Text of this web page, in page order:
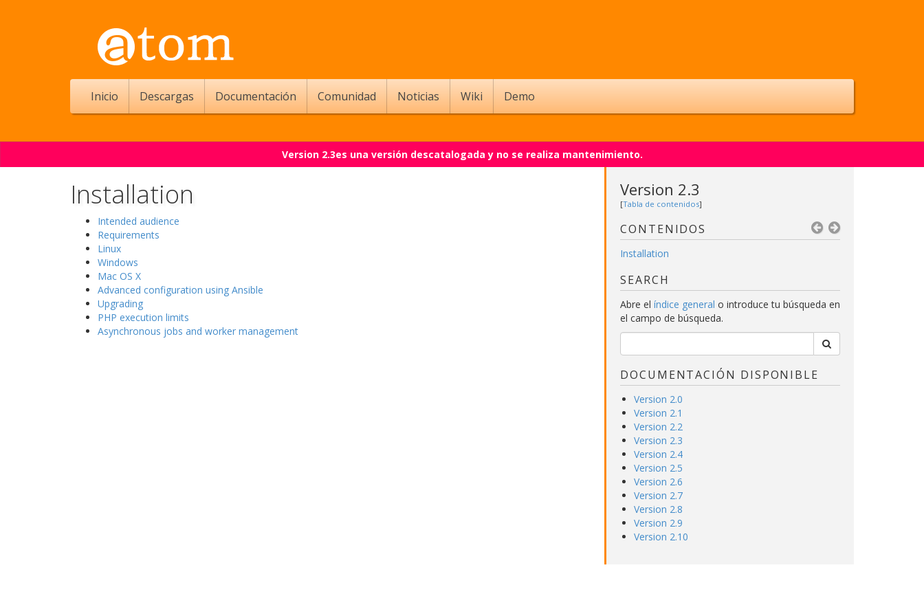
Inicio Descargas Documentación Comunidad Noticias Wiki Demo
Version 2.3es una versión descatalogada y no se realiza mantenimiento.
Installation
Intended audience
Requirements
Linux
Windows
Mac OS X
Advanced configuration using Ansible
Upgrading
PHP execution limits
Asynchronous jobs and worker management
Version 2.3
[Tabla de contenidos]
CONTENIDOS
Installation
SEARCH
Abre el índice general o introduce tu búsqueda en
el campo de búsqueda.
DOCUMENTACIÓN DISPONIBLE
Version 2.0
Version 2.1
Version 2.2
Version 2.3
Version 2.4
Version 2.5
Version 2.6
Version 2.7
Version 2.8
Version 2.9
Version 2.10